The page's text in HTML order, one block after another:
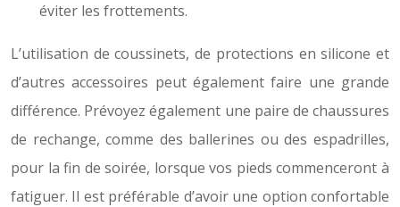
éviter les frottements.
L’utilisation de coussinets, de protections en silicone et
d’autres accessoires peut également faire une grande
différence. Prévoyez également une paire de chaussures
de rechange, comme des ballerines ou des espadrilles,
pour la fin de soirée, lorsque vos pieds commenceront à
fatiguer. Il est préférable d’avoir une option confortable